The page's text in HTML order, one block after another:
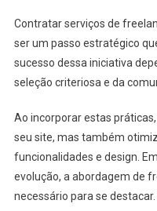
Contratar serviços de
ser um passo estratégico
sucesso dessa iniciativa
seleção criteriosa e da
Ao incorporar estas
seu site, mas também
funcionalidades e design.
evolução, a abordagem de
necessário para se destacar.